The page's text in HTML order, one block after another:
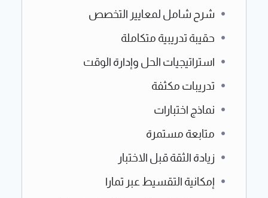
شرح شامل لمعايير التخصص
حقيبة تدريبية متكاملة
استراتيجيات الحل وإدارة الوقت
تدريبات مكثفة
نماذج اختبارات
متابعة مستمرة
زيادة الثقة قبل الاختبار
إمكانية التقسيط عبر تمارا